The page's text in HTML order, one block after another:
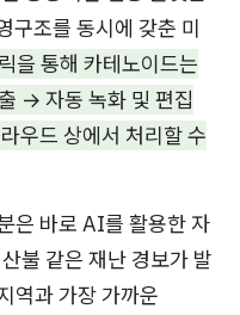
구조를 동시에 갖춘 미
을 통해 카테노이드는
→ 자동 녹화 및 편집
우드 상에서 처리할 수
은 바로 AI를 활용한 자
불 같은 재난 경보가 발
역과 가장 가까운